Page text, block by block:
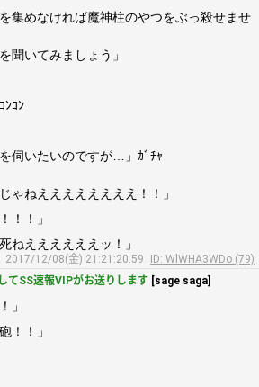
集めなければ魔神柱のやつをぶっ殺せませ
聞いてみましょう」
ﾝｺﾝ
伺いたいのですが…」ｶﾞﾁｬ
ゃねええええええええ！！」
！！」
ねええええええッ！」
2017/12/08(金) 21:21:20.59
ID: WlWHA3WDo (79)
てSS速報VIPがお送りします [sage saga]
」
！！」